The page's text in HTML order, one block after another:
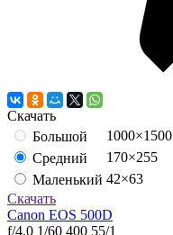
Скачать
Большой
1000×1500
Средний
170×255
Маленький 42×63
Скачать
Canon EOS 500D
f/4.0 1/60 400 55/1